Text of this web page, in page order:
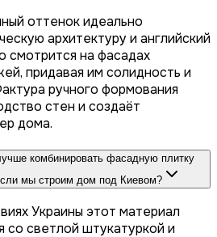
оттенок идеально
архитектуру и английский
смотрится на фасадах
придавая им солидность и
ручного формования
стен и создаёт
дома.
комбинировать фасадную плитку
мы строим дом под Киевом?
Украины этот материал
со светлой штукатуркой и